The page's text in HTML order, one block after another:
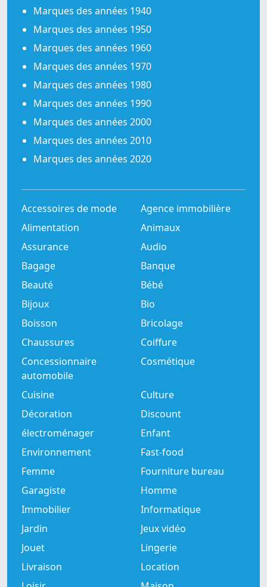
Marques des années 1940
Marques des années 1950
Marques des années 1960
Marques des années 1970
Marques des années 1980
Marques des années 1990
Marques des années 2000
Marques des années 2010
Marques des années 2020
Accessoires de mode
Agence immobilière
Alimentation
Animaux
Assurance
Audio
Bagage
Banque
Beauté
Bébé
Bijoux
Bio
Boisson
Bricolage
Chaussures
Coiffure
Concessionnaire
automobile
Cosmétique
Cuisine
Culture
Décoration
Discount
électroménager
Enfant
Environnement
Fast-food
Femme
Fourniture bureau
Garagiste
Homme
Immobilier
Informatique
Jardin
Jeux vidéo
Jouet
Lingerie
Livraison
Location